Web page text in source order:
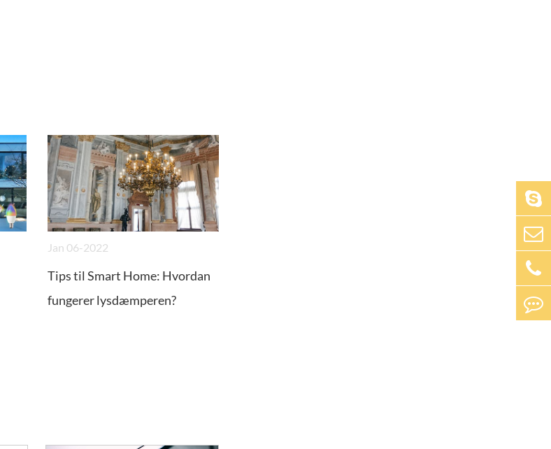
Jan 06-2022
Tips til Smart Home: Hvordan
fungerer lysdæmperen?